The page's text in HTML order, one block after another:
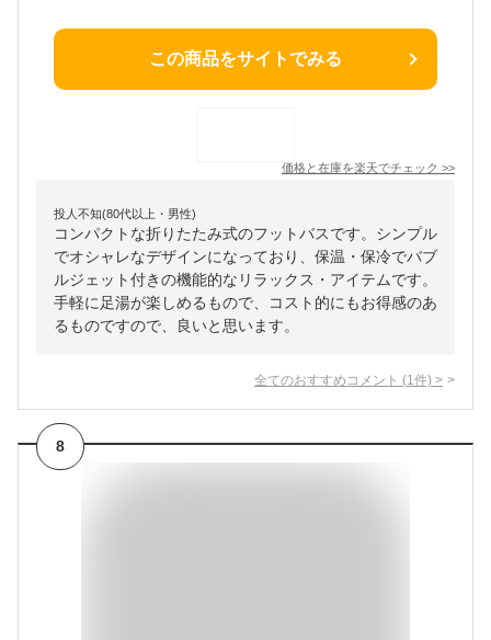
この商品をサイトでみる
価格と在庫を楽天でチェック >>
投人不知(80代以上・男性)
コンパクトな折りたたみ式のフットバスです。シンプル
でオシャレなデザインになっており、保温・保冷でバブ
ルジェット付きの機能的なリラックス・アイテムです。
手軽に足湯が楽しめるもので、コスト的にもお得感のあ
るものですので、良いと思います。
全てのおすすめコメント (1 件) >
8